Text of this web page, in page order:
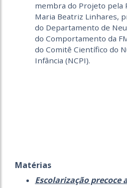
membra do Projeto pela
Maria Beatriz Linhares,
do Departamento de
do Comportamento da
do Comitê Científico do
Infância (NCPI).
Matérias
Escolarização precoce